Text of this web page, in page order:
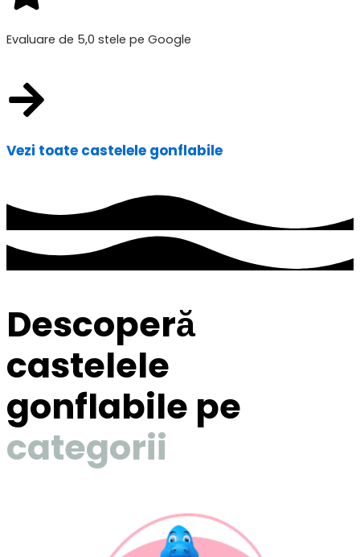
Evaluare de 5,0 stele pe Google
Vezi toate castelele gonflabile
Descoperă
castelele
gonflabile pe
categorii